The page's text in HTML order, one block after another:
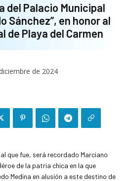
del Palacio Municipal
Sánchez”, en honor al
de Playa del Carmen
de 2024
que fue, será recordado Marciano
de la patria chica en la que
Medina en alusión a este destino de